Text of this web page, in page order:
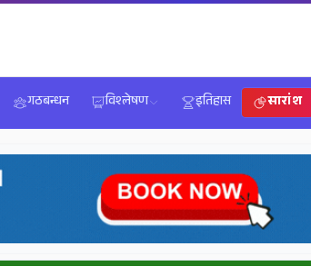
गठबन्धन विश्लेषण इतिहास सारांश